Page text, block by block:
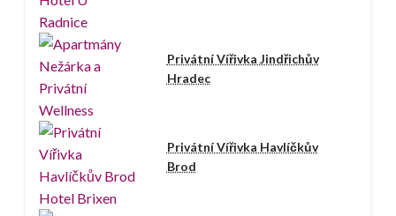
Privátní Vířivka Jindřichův
Hradec
Privátní Vířivka Havlíčkův
Brod